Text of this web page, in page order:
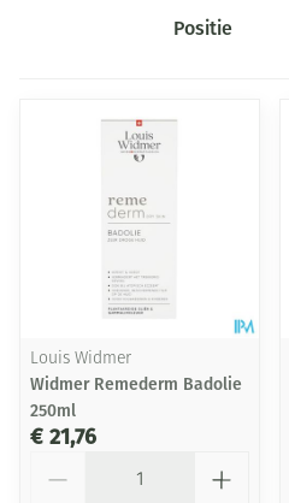
Sorteer op:
Louis Widmer
Widmer Remederm Badolie
250ml
€ 21,76